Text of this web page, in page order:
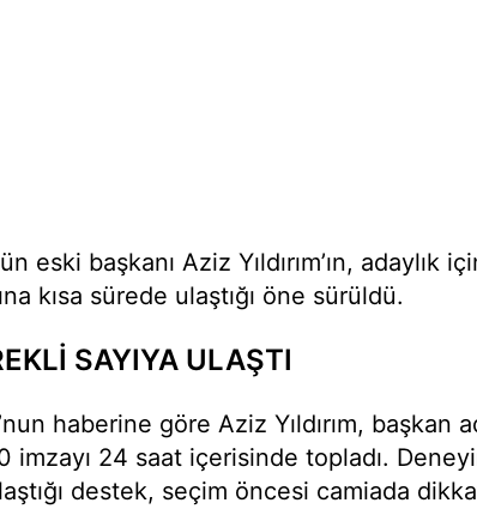
eski başkanı Aziz Yıldırım’ın, adaylık
kısa sürede ulaştığı öne sürüldü.
SAYIYA ULAŞTI
haberine göre Aziz Yıldırım, başkan
imzayı 24 saat içerisinde topladı.
destek, seçim öncesi camiada